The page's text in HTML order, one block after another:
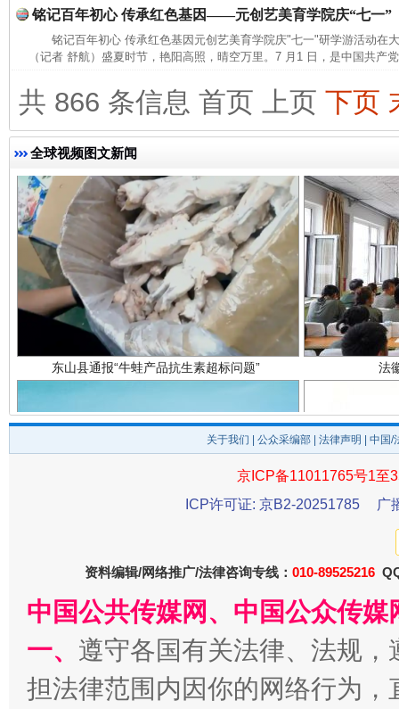
铭记百年初心 传承红色基因——元创艺美育学院庆“七一”
铭记百年初心 传承红色基因元创艺美育学院庆"七一"研学游活动
（记者 舒航）盛夏时节，艳阳高照，晴空万里。7 月1 日，是中国共产
共 866 条信息 首页 上页 下页
全球视频图文新闻
完善运行机制助力责任有效落实 一纸欠
东山县通报“牛蛙产品抗生素超标问题” 法
关于我们 公众采编部 法律声明 | 中国
京ICP备11011765号1至
ICP许可证: 京B2-20251785
广
资料编辑/网络推广/法律咨询专线： 010-89525216
中国公共传媒网、中国公众传
一、 遵守各国有关法律、法规
担法律范围内因你的网络行为